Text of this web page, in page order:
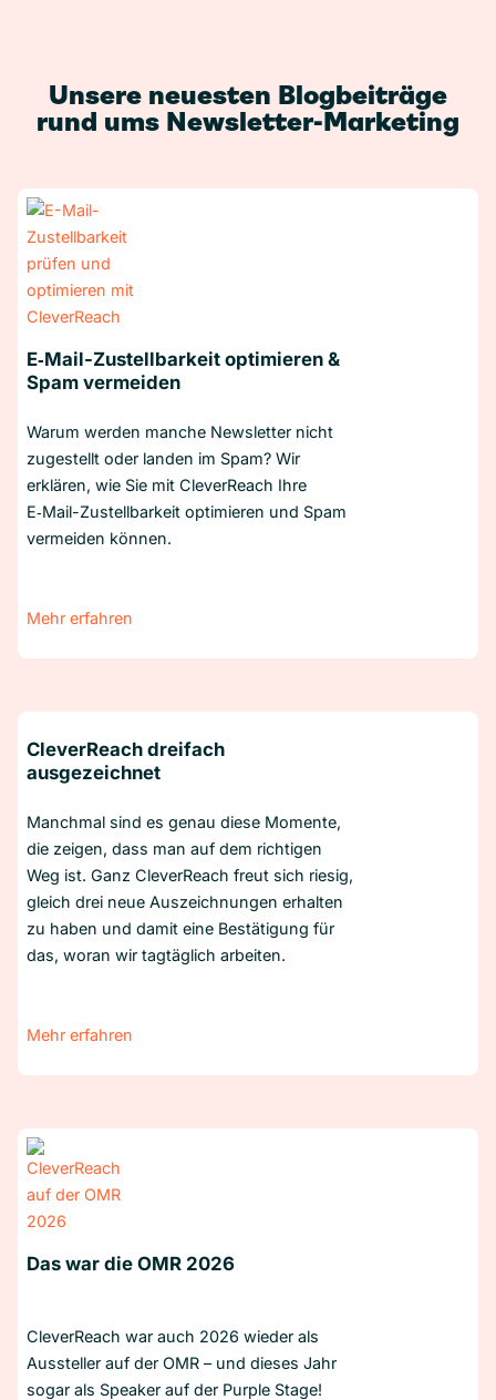
Unsere neuesten Blogbeiträge
rund ums Newsletter-Marketing
E‑Mail-Zustellbarkeit optimieren &
Spam vermeiden
Warum werden manche Newsletter nicht
zugestellt oder landen im Spam? Wir
erklären, wie Sie mit CleverReach Ihre
E‑Mail-Zustellbarkeit optimieren und Spam
vermeiden können.
Mehr erfahren
CleverReach dreifach
ausgezeichnet
Manchmal sind es genau diese Momente,
die zeigen, dass man auf dem richtigen
Weg ist. Ganz CleverReach freut sich riesig,
gleich drei neue Auszeichnungen erhalten
zu haben und damit eine Bestätigung für
das, woran wir tagtäglich arbeiten.
Mehr erfahren
Das war die OMR 2026
CleverReach war auch 2026 wieder als
Aussteller auf der OMR – und dieses Jahr
sogar als Speaker auf der Purple Stage!